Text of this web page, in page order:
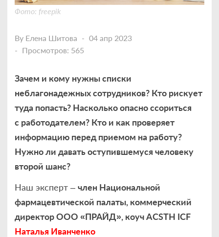
Фото: freepik
By Елена Шитова
04 апр 2023
Просмотров: 565
Зачем и кому нужны списки
неблагонадежных сотрудников? Кто рискует
туда попасть? Насколько опасно ссориться
с работодателем? Кто и как проверяет
информацию перед приемом на работу?
Нужно ли давать оступившемуся человеку
второй шанс?
Наш эксперт – член Национальной
фармацевтической палаты, коммерческий
директор ООО «ПРАЙД», коуч ACSTH ICF
Наталья Иванченко